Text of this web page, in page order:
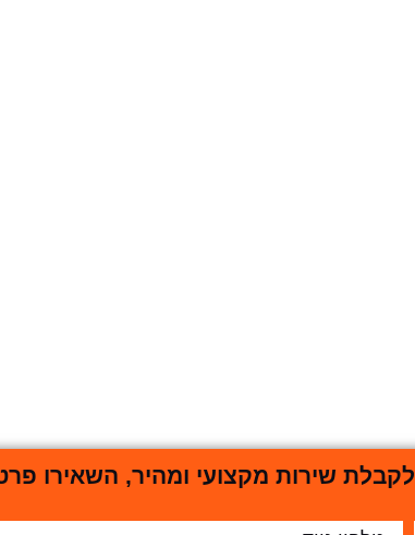
לקבלת שירות מקצועי ומהיר, השאירו